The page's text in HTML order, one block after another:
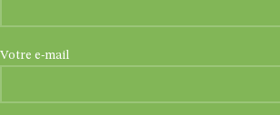
Votre e-mail